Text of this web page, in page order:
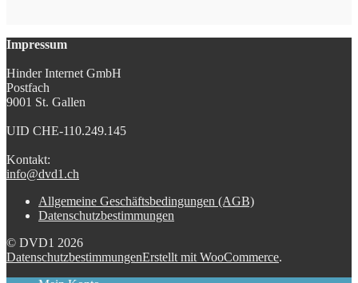
Impressum
Hinder Internet GmbH
Postfach
9001 St. Gallen
UID CHE-110.249.145
Kontakt:
info@dvd1.ch
Allgemeine Geschäftsbedingungen (AGB)
Datenschutzbestimmungen
© DVD1 2026
DatenschutzbestimmungenErstellt mit WooCommerce.